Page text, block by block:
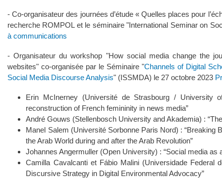
- Co-organisateur des journées d’étude « Quelles places pour
recherche ROMPOL et le séminaire "International Seminar on
à communications
- Organisateur du workshop "How social media change the
websites" co-organisée par le Séminaire "Channels of Digital
Social Media Discourse Analysis" (ISSMDA) le 27 octobre 2023
Erin McInerney (Université de Strasbourg / University
reconstruction of French femininity in news media”
André Gouws (Stellenbosch University and Akademia) :
Manel Salem (Université Sorbonne Paris Nord) :
the Arab World during and after the Arab Revolution”
Johannes Angermuller (Open University) : “Social media as
Camilla Cavalcanti et Fábio Malini (Universidade Federal
Discursive Strategy in Digital Environmental Advocacy”